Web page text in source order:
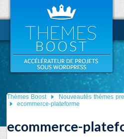
Thèmes Boost Nouveautés thèmes
ecommerce-plateforme
ecommerce-